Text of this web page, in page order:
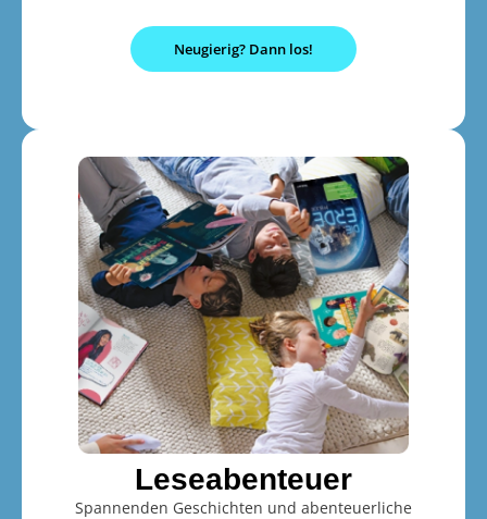
Neugierig? Dann los!
Leseabenteuer
Spannenden Geschichten und abenteuerliche